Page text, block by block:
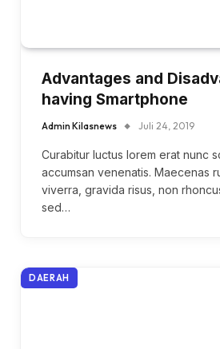
Advantages and
having Smartphone
Admin Kilasnews Juli 24, 2019
Curabitur luctus lorem erat nunc
accumsan venenatis. Maecenas
viverra, gravida risus, non
sed…
DAERAH